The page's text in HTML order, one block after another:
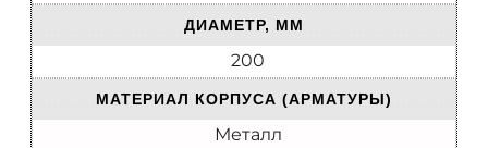
ДИАМЕТР, ММ
200
МАТЕРИАЛ КОРПУСА (АРМАТУРЫ)
Металл